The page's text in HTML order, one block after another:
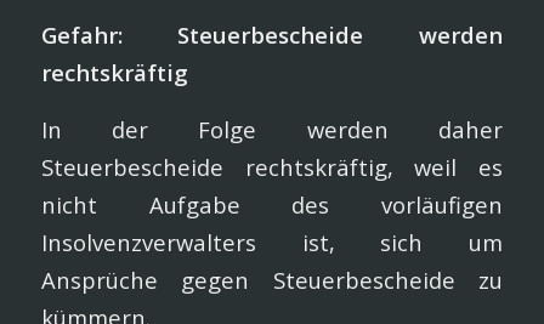
Gefahr: Steuerbescheide werden
rechtskräftig
In der Folge werden daher
Steuerbescheide rechtskräftig, weil es
nicht Aufgabe des vorläufigen
Insolvenzverwalters ist, sich um
Ansprüche gegen Steuerbescheide zu
kümmern.